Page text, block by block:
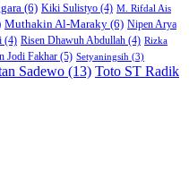
(6) Kiki Sulistyo (4) M. Rifdal Ais
Muthakin Al-Maraky (6) Nipen Arya
(4) Risen Dhawuh Abdullah (4) Rizka
Jodi Fakhar (5) Setyaningsih (3)
Sadewo (13) Toto ST Radik